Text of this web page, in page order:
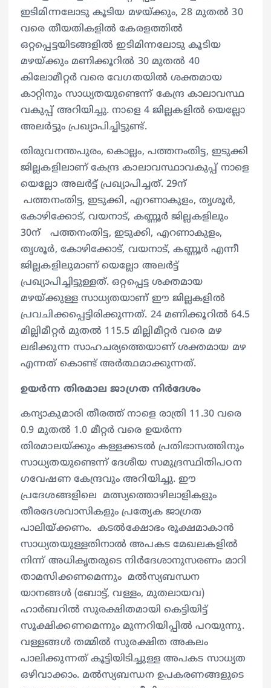
ഇടിമിന്നലോടു കൂടിയ മഴയ്ക്കും, 28 മുതൽ 30
വരെ തീയതികളിൽ കേരളത്തിൽ
ഒറ്റപ്പെട്ടയിടങ്ങളിൽ ഇടിമിന്നലോടു കൂടിയ
മഴയ്ക്കും മണിക്കൂറിൽ 30 മുതൽ 40
കിലോമീറ്റർ വരെ വേഗതയിൽ ശക്തമായ
കാറ്റിനും സാധ്യതയുണ്ടെന്ന് കേന്ദ്ര കാലാവസ്ഥ
വകുപ്പ് അറിയിച്ചു. നാളെ 4 ജില്ലകളിൽ യെല്ലോ
അലർട്ടും പ്രഖ്യാപിച്ചിട്ടുണ്ട്.
തിരുവനന്തപുരം, കൊല്ലം, പത്തനംതിട്ട, ഇടുക്കി
ജില്ലകളിലാണ് കേന്ദ്ര കാലാവസ്ഥാവകുപ്പ് നാളെ
യെല്ലോ അലർട്ട് പ്രഖ്യാപിച്ചത്. 29ന്
പത്തനംതിട്ട, ഇടുക്കി, എറണാകുളം, തൃശൂർ,
കോഴിക്കോട്, വയനാട്, കണ്ണൂർ ജില്ലകളിലും
30ന് പത്തനംതിട്ട, ഇടുക്കി, എറണാകുളം,
തൃശൂർ, കോഴിക്കോട്, വയനാട്, കണ്ണൂർ എന്നീ
ജില്ലകളിലുമാണ് യെല്ലോ അലർട്ട്
പ്രഖ്യാപിച്ചിട്ടുള്ളത്. ഒറ്റപ്പെട്ട ശക്തമായ
മഴയ്ക്കുള്ള സാധ്യതയാണ് ഈ ജില്ലകളിൽ
പ്രവചിക്കപ്പെട്ടിരിക്കുന്നത്. 24 മണിക്കൂറിൽ 64.5
മില്ലിമീറ്റർ മുതൽ 115.5 മില്ലിമീറ്റർ വരെ മഴ
ലഭിക്കുന്ന സാഹചര്യത്തെയാണ് ശക്തമായ മഴ
എന്നത് കൊണ്ട് അർത്ഥമാക്കുന്നത്.
ഉയർന്ന തിരമാല ജാഗ്രത നിർദേശം
കന്യാകുമാരി തീരത്ത് നാളെ രാത്രി 11.30 വരെ
0.9 മുതൽ 1.0 മീറ്റർ വരെ ഉയർന്ന
തിരമാലയ്ക്കും കള്ളക്കടൽ പ്രതിഭാസത്തിനും
സാധ്യതയുണ്ടെന്ന് ദേശീയ സമുദ്രസ്ഥിതിപഠന
ഗവേഷണ കേന്ദ്രവും അറിയിച്ചു. ഈ
പ്രദേശങ്ങളിലെ മത്സ്യത്തൊഴിലാളികളും
തീരദേശവാസികളും പ്രത്യേക ജാഗ്രത
പാലിയ്ക്കണം. കടൽക്ഷോഭം രൂക്ഷമാകാൻ
സാധ്യതയുള്ളതിനാൽ അപകട മേഖലകളിൽ
നിന്ന് അധികൃതരുടെ നിർദേശാനുസരണം മാറി
താമസിക്കണമെന്നും മൽസ്യബന്ധന
യാനങ്ങൾ (ബോട്ട്, വള്ളം, മുതലായവ)
ഹാർബറിൽ സുരക്ഷിതമായി കെട്ടിയിട്ട്
സൂക്ഷിക്കണമെന്നും മുന്നറിയിപ്പിൽ പറയുന്നു.
വള്ളങ്ങൾ തമ്മിൽ സുരക്ഷിത അകലം
പാലിക്കുന്നത് കൂട്ടിയിടിച്ചുള്ള അപകട സാധ്യത
ഒഴിവാക്കാം. മൽസ്യബന്ധന ഉപകരണങ്ങളുടെ